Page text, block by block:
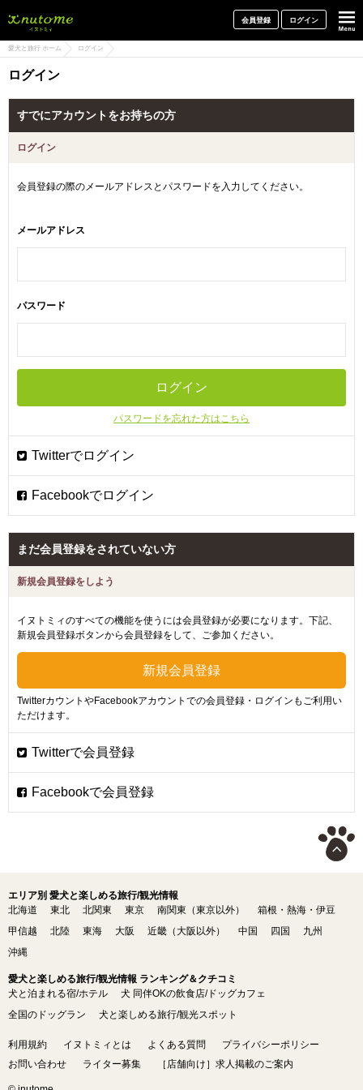
会員登録 ログイン
愛犬と旅行 ホーム ログイン
ログイン
すでにアカウントをお持ちの方
ログイン
会員登録の際のメールアドレスとパスワードを入力してください。
メールアドレス
パスワード
パスワードを忘れた方はこちら
まだ会員登録をされていない方
新規会員登録をしよう
イヌトミィのすべての機能を使うには会員登録が必要になります。下記、
新規会員登録ボタンから会員登録をして、ご参加ください。
TwitterカウントやFacebookアカウントでの会員登録・ログインもご利用い
ただけます。
エリア別 愛犬と楽しめる旅行/観光情報
北海道
東北 北関東 東京 南関東（東京以外）
箱根・熱海・伊豆
甲信越
北陸 東海 大阪 近畿（大阪以外） 中国 四国
九州
沖縄
愛犬と楽しめる旅行/観光情報 ランキング＆クチコミ
犬と泊まれる宿/ホテル
犬 同伴OKの飲食店/ドッグカフェ
全国のドッグラン
犬と楽しめる旅行/観光スポット
利用規約 イヌトミィとは よくある質問
プライバシーポリシー
お問い合わせ
ライター募集 ［店舗向け］求人掲載のご案内